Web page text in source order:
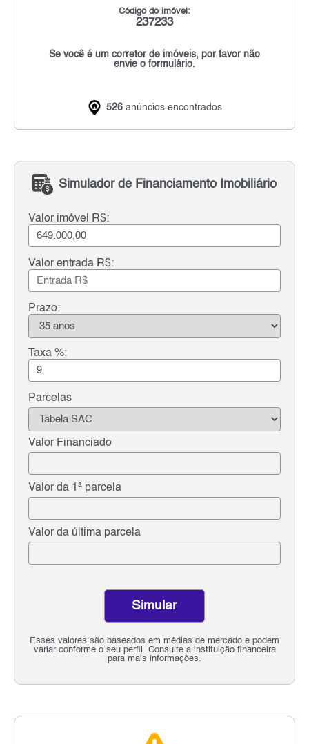
Código do imóvel:
237233
Se você é um corretor de imóveis, por favor não
envie o formulário.
526 anúncios encontrados
Simulador de Financiamento Imobiliário
Valor imóvel R$:
Valor entrada R$:
Prazo:
Taxa %:
Parcelas
Valor Financiado
Valor da 1ª parcela
Valor da última parcela
Esses valores são baseados em médias de mercado e podem
variar conforme o seu perfil. Consulte a instituição financeira
para mais informações.
Simular